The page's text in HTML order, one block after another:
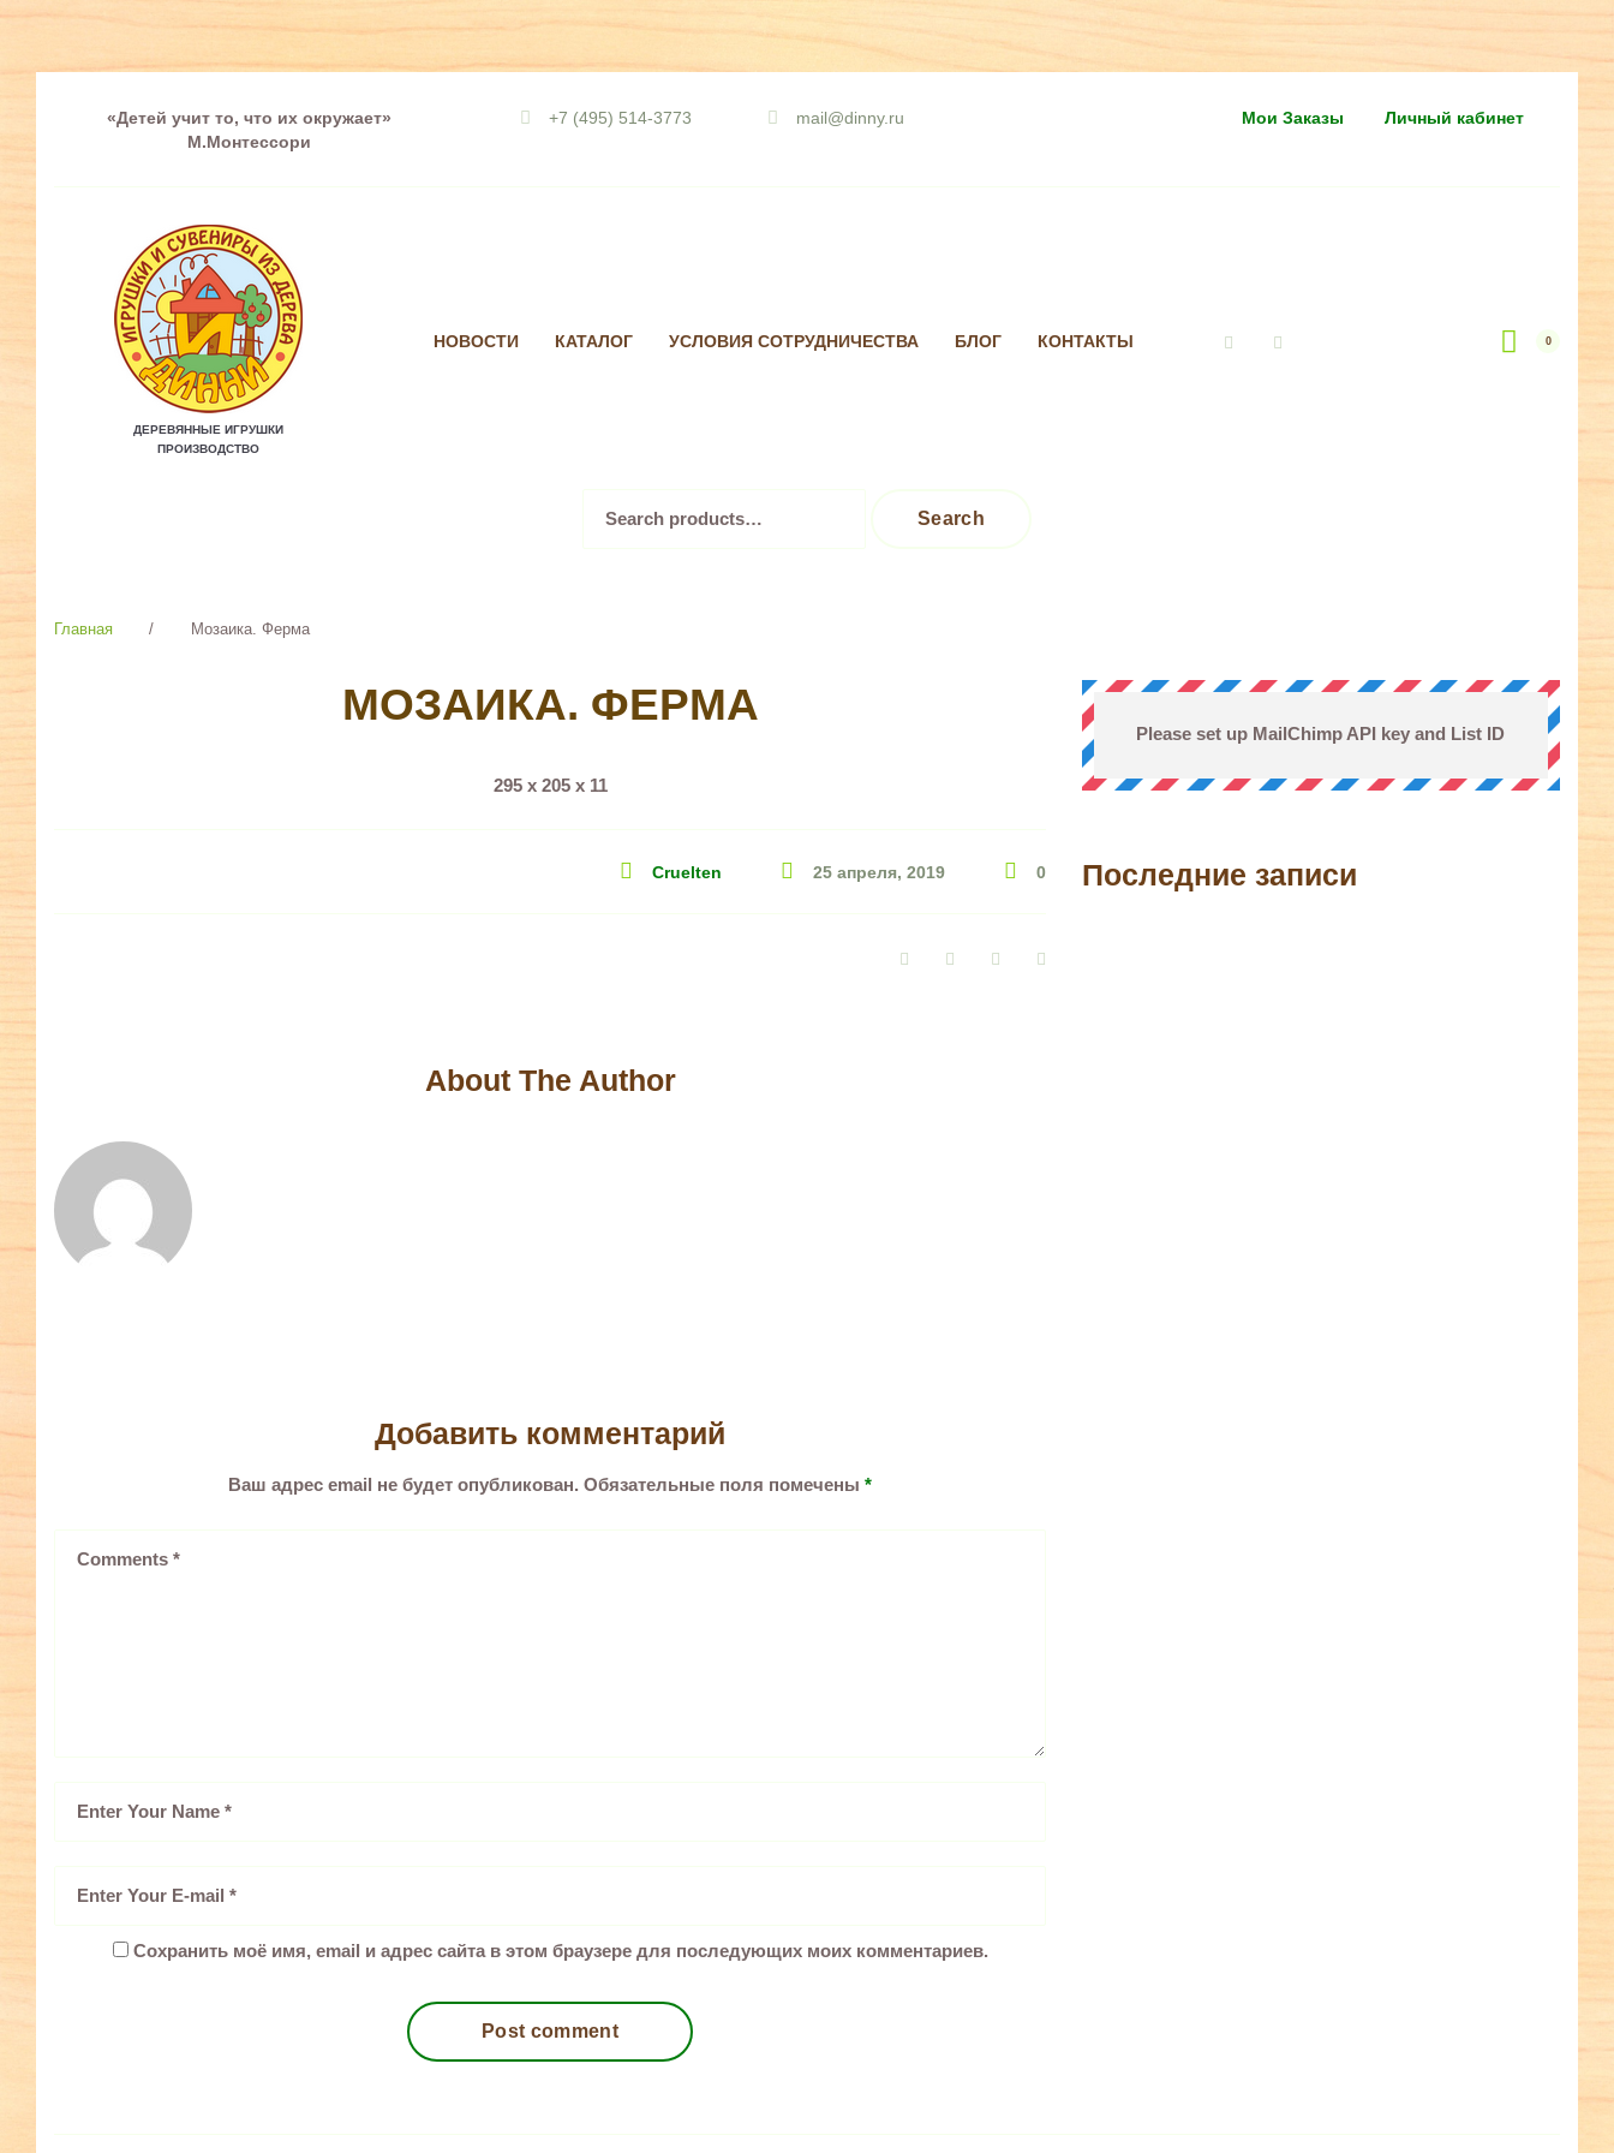
to
«Детей учит то, что их окружает»
М.Монтессори
+7 (495) 514-3773 mail@dinny.ru Мои Заказы Личный кабинет
ДЕРЕВЯННЫЕ ИГРУШКИ
ПРОИЗВОДСТВО
НОВОСТИ КАТАЛОГ УСЛОВИЯ СОТРУДНИЧЕСТВА БЛОГ КОНТАКТЫ 0
for:
Search
Главная / Мозаика. Ферма
МОЗАИКА. ФЕРМА
295 х 205 х 11
Cruelten 25 апреля, 2019 0
FacebookTwitter Google+
About The Author
Добавить комментарий
Ваш адрес email не будет опубликован. Обязательные поля помечены *
Сохранить моё имя, email и адрес сайта в этом браузере для последующих моих комментариев.
Please set up MailChimp API key and List ID
Последние записи